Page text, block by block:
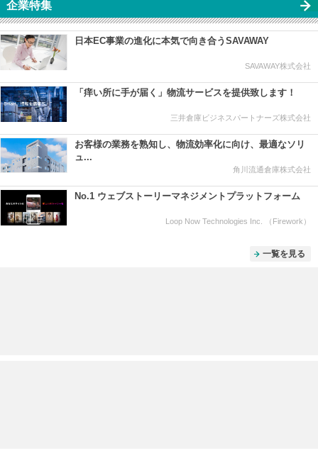
企業特集
日本EC事業の進化に本気で向き合うSAVAWAY
SAVAWAY株式会社
「痒い所に手が届く」物流サービスを提供致します！
三井倉庫ビジネスパートナーズ株式会社
お客様の業務を熟知し、物流効率化に向け、最適なソリ
ュ...
角川流通倉庫株式会社
No.1 ウェブストーリーマネジメントプラットフォーム
Loop Now Technologies Inc. （Firework）
一覧を見る